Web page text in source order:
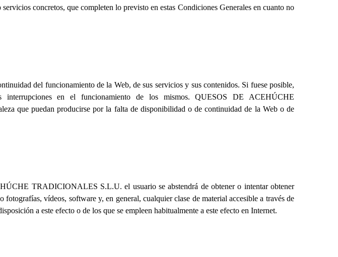
concretos, que completen lo previsto en estas Condiciones Generales en cuanto no
del funcionamiento de la Web, de sus servicios y sus contenidos. Si fuese posible,
interrupciones en el funcionamiento de los mismos.QUESOS DE ACEHÚCHE
que puedan producirse por la falta de disponibilidad o de continuidad de la Web o de
TRADICIONALES S.L.U. el usuario se abstendrá de obtener o intentar obtener
vídeos, software y, en general, cualquier clase de material accesible a través de
a este efecto o de los que se empleen habitualmente a este efecto en Internet.